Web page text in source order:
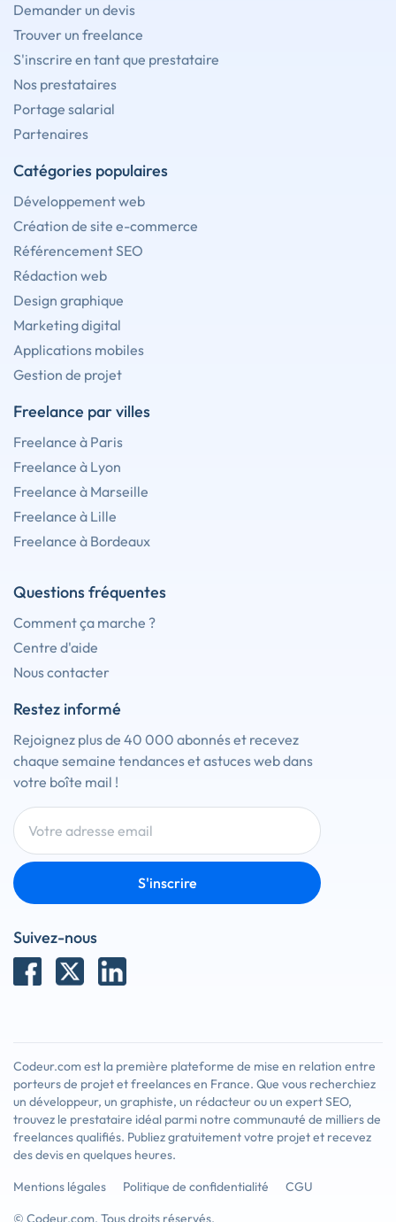
Demander un devis
Trouver un freelance
S'inscrire en tant que prestataire
Nos prestataires
Portage salarial
Partenaires
Catégories populaires
Développement web
Création de site e-commerce
Référencement SEO
Rédaction web
Design graphique
Marketing digital
Applications mobiles
Gestion de projet
Freelance par villes
Freelance à Paris
Freelance à Lyon
Freelance à Marseille
Freelance à Lille
Freelance à Bordeaux
Questions fréquentes
Comment ça marche ?
Centre d'aide
Nous contacter
Restez informé
Rejoignez plus de 40 000 abonnés et recevez
chaque semaine tendances et astuces web dans
votre boîte mail !
S'inscrire
Suivez-nous
Codeur.com est la première plateforme de mise en relation entre
porteurs de projet et freelances en France. Que vous recherchiez
un développeur, un graphiste, un rédacteur ou un expert SEO,
trouvez le prestataire idéal parmi notre communauté de milliers de
freelances qualifiés. Publiez gratuitement votre projet et recevez
des devis en quelques heures.
Mentions légales
Politique de confidentialité
CGU
© Codeur.com. Tous droits réservés.